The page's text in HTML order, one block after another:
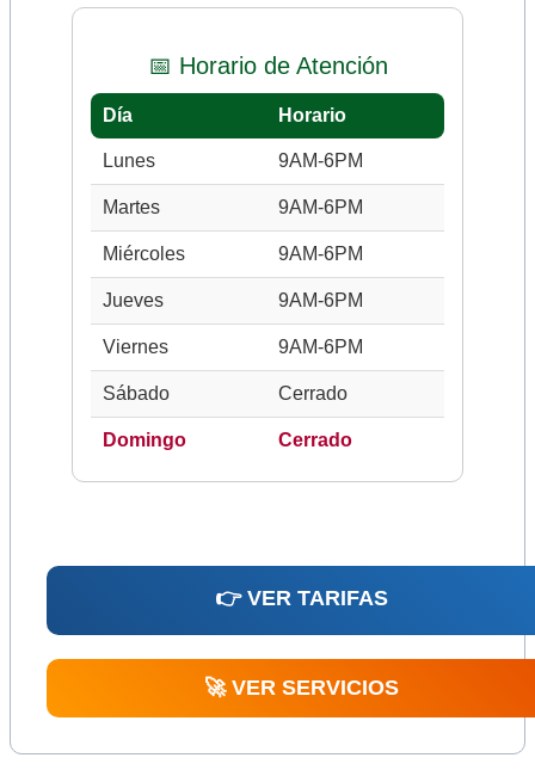
📅 Horario de Atención
Día Horario
Lunes 9AM-6PM
Martes 9AM-6PM
Miércoles 9AM-6PM
Jueves 9AM-6PM
Viernes 9AM-6PM
Sábado Cerrado
Domingo Cerrado
👉 VER TARIFAS
🚀 VER SERVICIOS